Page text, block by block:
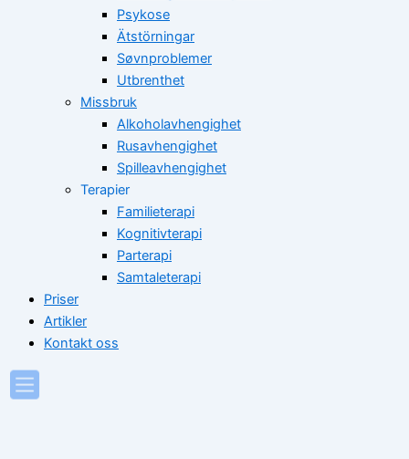
Psykose
Ätstörningar
Søvnproblemer
Utbrenthet
Missbruk
Alkoholavhengighet
Rusavhengighet
Spilleavhengighet
Terapier
Familieterapi
Kognitivterapi
Parterapi
Samtaleterapi
Priser
Artikler
Kontakt oss